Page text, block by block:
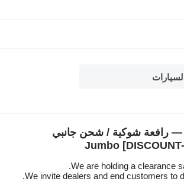
— رافعة شوكية / شحن جانبي
Jumbo
We are holding a clearance
We invite dealers and end customers to